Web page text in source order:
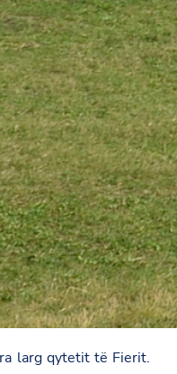
larg qytetit të Fierit.